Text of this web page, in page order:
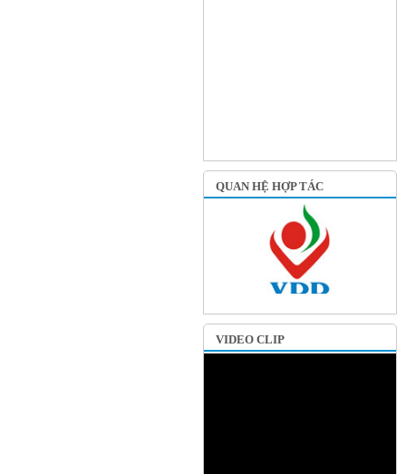
QUAN HỆ HỢP TÁC
VIDEO CLIP